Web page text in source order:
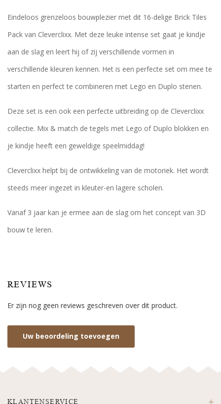
Eindeloos grenzeloos bouwplezier met dit 16-delige Brick Tiles
Pack van Cleverclixx. Met deze leuke intense set gaat je kindje
aan de slag en leert hij of zij verschillende vormen in
verschillende kleuren kennen. Het is een perfecte set om mee te
starten en perfect te combineren met Lego en Duplo stenen.
Deze set is een ook een perfecte uitbreiding op de Cleverclixx
collectie. Mix & match de tegels met Lego of Duplo blokken en
je kindje heeft een geweldige speelmiddag!
Cleverclixx helpt bij de ontwikkeling van de motoriek. Het wordt
steeds meer ingezet in kleuter-en lagere scholen.
Vanaf 3 jaar kan je ermee aan de slag om het concept van 3D
bouw te leren.
REVIEWS
Er zijn nog geen reviews geschreven over dit product.
Uw beoordeling toevoegen
KLANTENSERVICE